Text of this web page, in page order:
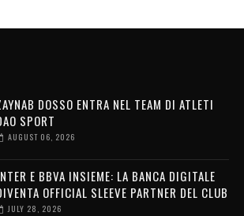
DOSSO ENTRA NEL TEAM DI ATLETI
SPORT
AUGUST 06, 2026
E BBVA INSIEME: LA BANCA DIGITALE
OFFICIAL SLEEVE PARTNER DEL CLUB
JULY 28, 2026